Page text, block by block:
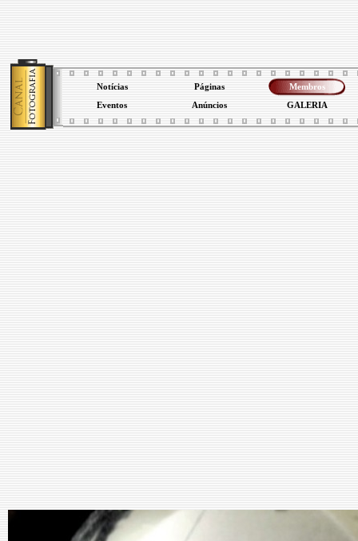
Notícias Páginas Membros
Eventos Anúncios GALERIA